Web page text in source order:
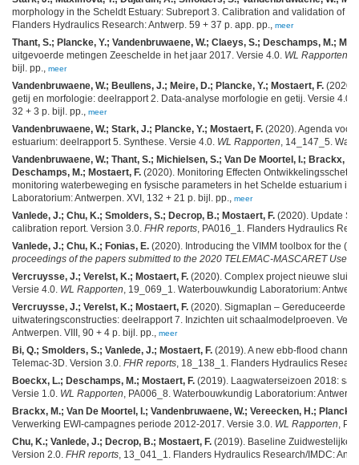
morphology in the Scheldt Estuary: Subreport 3. Calibration and validation of
Flanders Hydraulics Research: Antwerp. 59 + 37 p. app. pp.,
meer
Thant, S.; Plancke, Y.; Vandenbruwaene, W.; Claeys, S.; Deschamps, M.;
uitgevoerde metingen Zeeschelde in het jaar 2017. Versie 4.0. WL Rapporten
bijl. pp.,
meer
Vandenbruwaene, W.; Beullens, J.; Meire, D.; Plancke, Y.; Mostaert, F.
getij en morfologie: deelrapport 2. Data-analyse morfologie en getij. Versie 4.0.
32 + 3 p. bijl. pp.,
meer
Vandenbruwaene, W.; Stark, J.; Plancke, Y.; Mostaert, F. (2020). Agenda voor
estuarium: deelrapport 5. Synthese. Versie 4.0. WL Rapporten , 14_147_5.
Vandenbruwaene, W.; Thant, S.; Michielsen, S.; Van De Moortel, I.; Brackx,
Deschamps, M.; Mostaert, F. (2020). Monitoring Effecten
monitoring waterbeweging en fysische parameters in het Schelde estuarium in
Laboratorium: Antwerpen. XVI, 132 + 21 p. bijl. pp.,
meer
Vanlede, J.; Chu, K.; Smolders, S.; Decrop, B.; Mostaert, F. (2020). Update
calibration report. Version 3.0. FHR reports , PA016_1. Flanders Hydraulics
Vanlede, J.; Chu, K.; Fonias, E. (2020). Introducing the VIMM toolbox for the
proceedings of the papers submitted to the 2020 TELEMAC-MASCARET User
Vercruysse, J.; Verelst, K.; Mostaert, F. (2020). Complex project nieuwe sluis
Versie 4.0. WL Rapporten , 19_069_1. Waterbouwkundig Laboratorium:
Vercruysse, J.; Verelst, K.; Mostaert, F. (2020). Sigmaplan – Gereduceerde
uitwateringsconstructies: deelrapport 7. Inzichten uit schaalmodelproeven.
Antwerpen. VIII, 90 + 4 p. bijl. pp.,
meer
Bi, Q.; Smolders, S.; Vanlede, J.; Mostaert, F. (2019). A new ebb-flood
Telemac-3D. Version 3.0. FHR reports , 18_138_1. Flanders Hydraulics
Boeckx, L.; Deschamps, M.; Mostaert, F. (2019). Laagwaterseizoen 2018:
Versie 1.0. WL Rapporten , PA006_8. Waterbouwkundig Laboratorium:
Brackx, M.; Van De Moortel, I.; Vandenbruwaene, W.; Vereecken, H.;
Verwerking EWI-campagnes periode 2012-2017. Versie 3.0. WL Rapporten ,
Chu, K.; Vanlede, J.; Decrop, B.; Mostaert, F. (2019). Baseline Zuidwestelijke
Version 2.0. FHR reports , 13_041_1. Flanders Hydraulics Research/IMDC: